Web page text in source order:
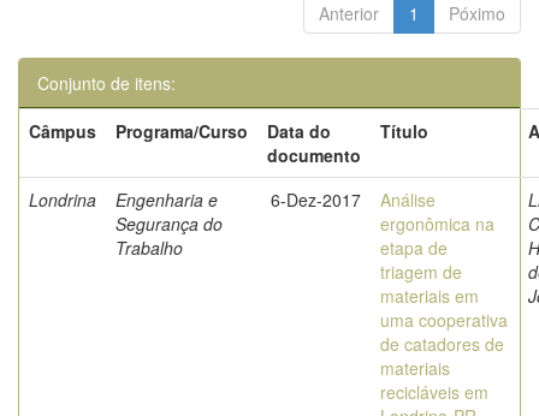
Anterior 1 Póximo
Conjunto de itens:
Câmpus
Programa/Curso
Data do
documento
Título
Londrina
Engenharia e
Segurança do
Trabalho
6-Dez-2017
Análise
ergonômica na
etapa de
triagem de
materiais em
uma cooperativa
de catadores de
materiais
recicláveis em